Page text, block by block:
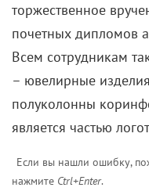
торжественное
почетных дипломов
Всем сотрудникам
– ювелирные
полуколонны
является частью
Если вы нашли ошибку,
нажмите Ctrl+Enter.